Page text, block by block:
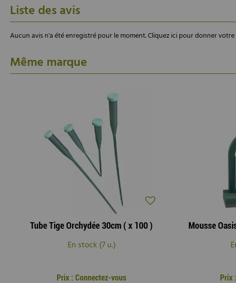
Liste des avis
Aucun avis n'a été enregistré pour le moment.Cliquez ici pour donner votre
Même marque
Tube Tige Orchydée 30cm ( x 100 )
En stock (7 u.)
Prix : Connectez-vous Prix